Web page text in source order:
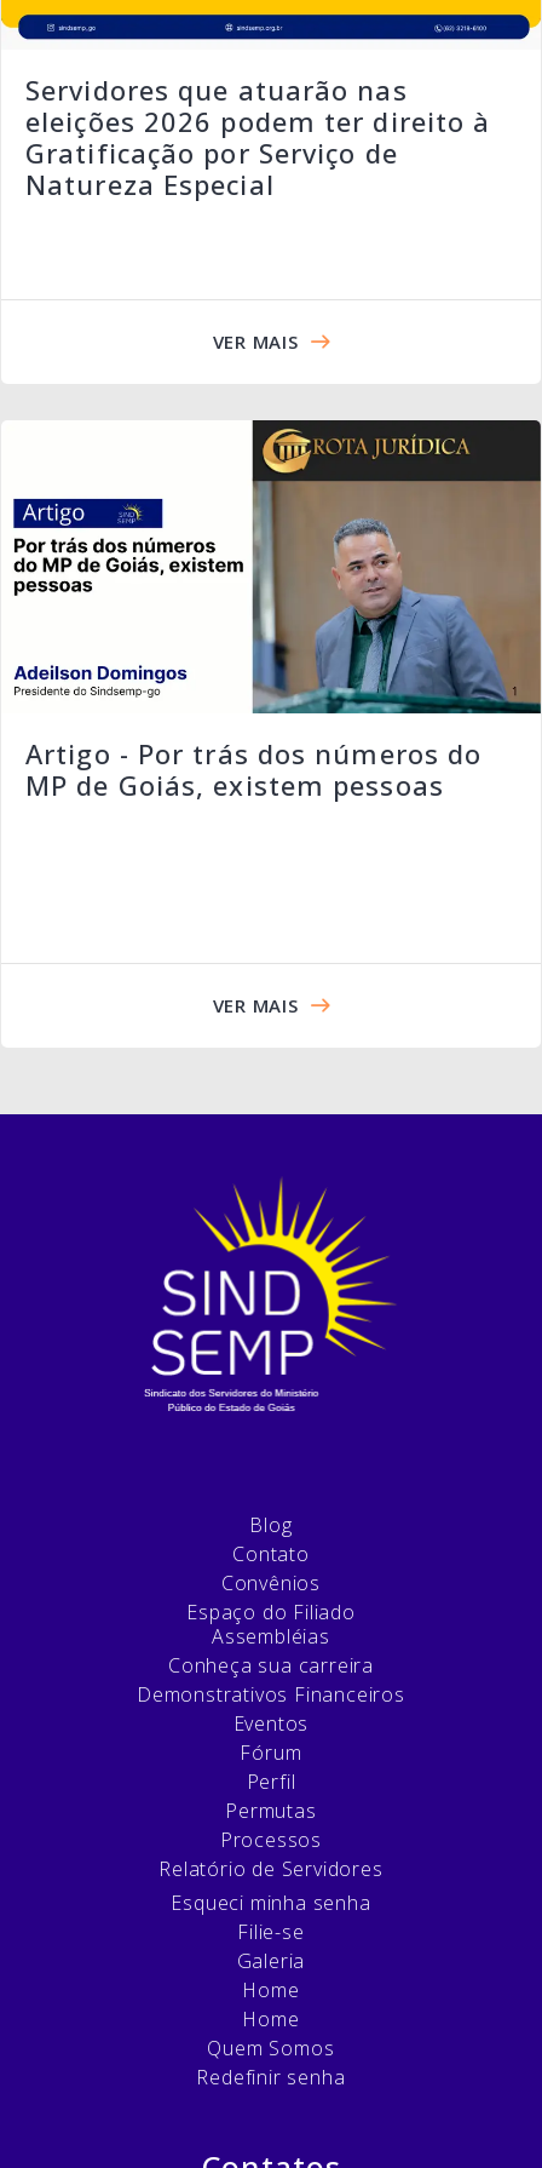
Servidores que atuarão nas
eleições 2026 podem ter direito à
Gratificação por Serviço de
Natureza Especial
VER MAIS
Artigo - Por trás dos números do
MP de Goiás, existem pessoas
VER MAIS
Blog
Contato
Convênios
Espaço do Filiado
Assembléias
Conheça sua carreira
Demonstrativos Financeiros
Eventos
Fórum
Perfil
Permutas
Processos
Relatório de Servidores
Esqueci minha senha
Filie-se
Galeria
Home
Home
Quem Somos
Redefinir senha